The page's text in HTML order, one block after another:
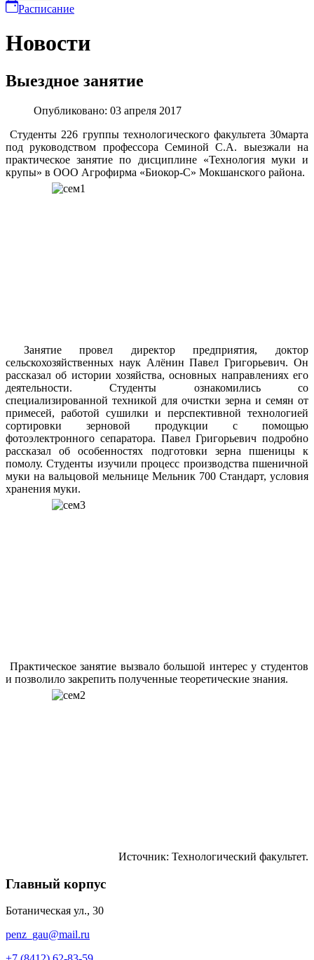
Расписание
Новости
Выездное занятие
Опубликовано: 03 апреля 2017
Студенты 226 группы технологического факультета 30марта
под руководством профессора Семиной С.А. выезжали на
практическое занятие по дисциплине «Технология муки и
крупы» в ООО Агрофирма «Биокор-С» Мокшанского района.
Занятие провел директор предприятия, доктор
сельскохозяйственных наук Алёнин Павел Григорьевич. Он
рассказал об истории хозяйства, основных направлениях его
деятельности. Студенты ознакомились со
специализированной техникой для очистки зерна и семян от
примесей, работой сушилки и перспективной технологией
сортировки зерновой продукции с помощью
фотоэлектронного сепаратора. Павел Григорьевич подробно
рассказал об особенностях подготовки зерна пшеницы к
помолу. Студенты изучили процесс производства пшеничной
муки на вальцовой мельнице Мельник 700 Стандарт, условия
хранения муки.
Практическое занятие вызвало большой интерес у студентов
и позволило закрепить полученные теоретические знания.
Источник: Технологический факультет.
Главный корпус
Ботаническая ул., 30
penz_gau@mail.ru